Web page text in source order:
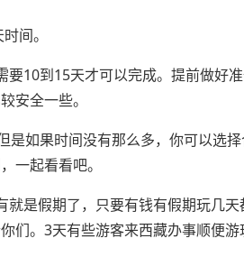
间。
10到15天才可以完成。提前做好
安全一些。
如果时间没有那么多，你可以选
一起看看吧。
是假期了，只要有钱有假期玩几
们。3天有些游客来西藏办事顺便